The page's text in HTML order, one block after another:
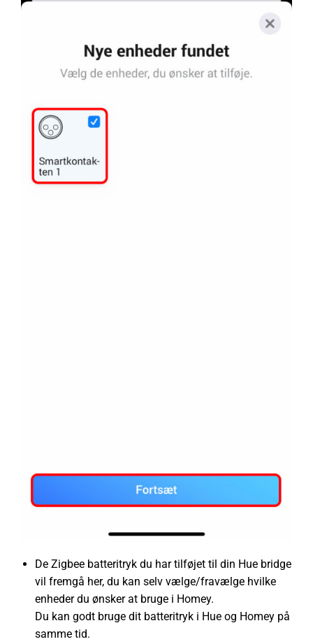
De Zigbee batteritryk du har tilføjet til din Hue bridge
vil fremgå her, du kan selv vælge/fravælge hvilke
enheder du ønsker at bruge i Homey.
Du kan godt bruge dit batteritryk i Hue og Homey på
samme tid.